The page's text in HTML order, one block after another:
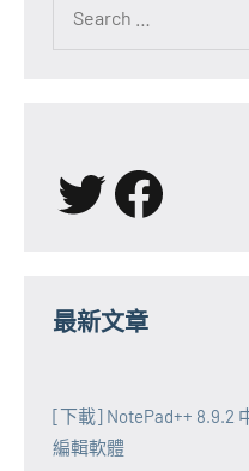
for:
X
最新文章
[下載] NotePad++ 8.9.2
編輯軟體